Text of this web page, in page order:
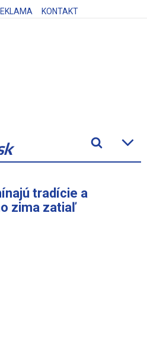
KONTAKT
tradície a
zima zatiaľ